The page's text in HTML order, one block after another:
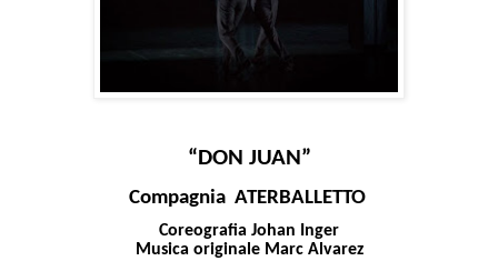
“DON JUAN”
Compagnia ATERBALLETTO
Coreografia Johan Inger
Musica originale Marc Alvarez